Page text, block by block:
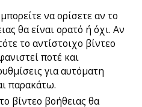
να ορίσετε αν το
θα είναι ορατό ή όχι. Αν
το αντίστοιχο βίντεο
ποτέ και
για αυτόματη
παρακάτω.
βίντεο βοήθειας θα